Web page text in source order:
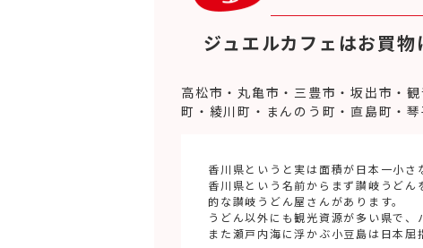
ジュエルカフェはお買
高松市・丸亀市・三豊市・坂出市・
町・綾川町・まんのう町・直島町・
香川県というと実は面積が日本一小さ
香川県という名前からまず讃岐うど
的な讃岐うどん屋さんがあります。
うどん以外にも観光資源が多い県で
また瀬戸内海に浮かぶ小豆島は日本屈